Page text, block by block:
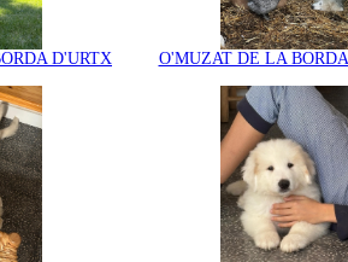
D'URTX O'MUZAT DE LA